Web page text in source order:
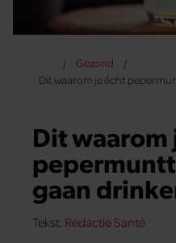
Gezond
Dit waarom je écht
Dit waarom
gaan
Tekst: Redactie Santé